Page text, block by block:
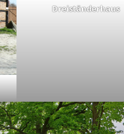
Dreiständerhaus